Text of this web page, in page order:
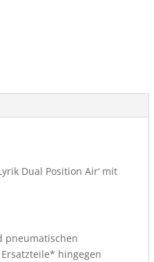
Dual Position Air‘ mit
pneumatischen
hingegen